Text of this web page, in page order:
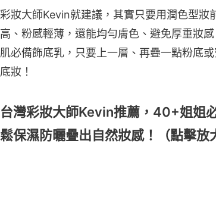
彩妝大師Kevin就建議，其實只要用潤色型妝
高、粉感輕薄，還能均勻膚色、避免厚重妝
肌必備飾底乳，只要上一層、再疊一點粉底
底妝！
台灣彩妝大師Kevin推薦，40+姐姐
鬆保濕防曬疊出自然妝感！（點擊